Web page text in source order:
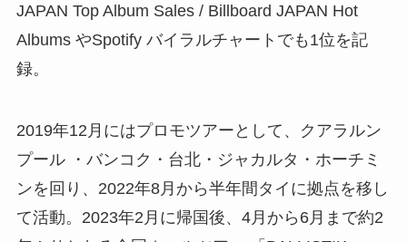
JAPAN Top Album Sales / Billboard JAPAN Hot
Albums やSpotify バイラルチャートでも1位を記
録。
2019年12月にはプロモツアーとして、クアラルン
プール ・バンコク・台北・ジャカルタ・ホーチミ
ンを回り、2022年8月から半年間タイに拠点を移し
て活動。2023年2月に帰国後、4月から6月まで約2